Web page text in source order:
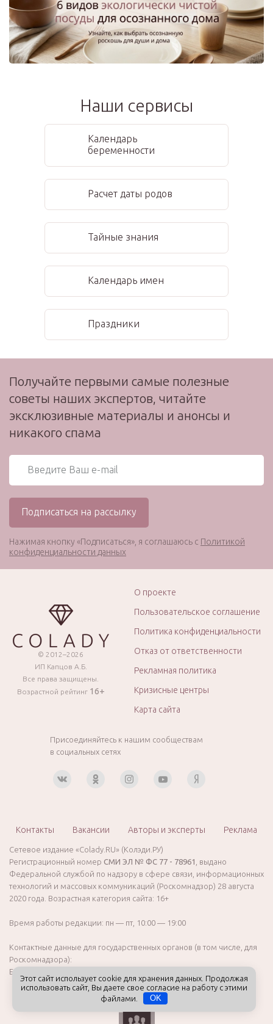
Наши сервисы
Календарь
беременности
Расчет даты родов
Тайные знания
Календарь имен
Праздники
Получайте первыми самые полезные
советы наших экспертов, читайте
эксклюзивные материалы и анонсы и
никакого спама
Нажимая кнопку «Подписаться», я соглашаюсь с Политикой
конфиденциальности данных
© 2012–2026
ИП Капцов А.Б.
Все права защищены.
Возрастной рейтинг 16+
О проекте
Пользовательское соглашение
Политика конфиденциальности
Отказ от ответственности
Рекламная политика
Кризисные центры
Карта сайта
Присоединяйтесь к нашим сообществам
в социальных сетях
Контакты Вакансии Авторы и эксперты Реклама
Сетевое издание «Colady.RU» (Колэди.РУ)
Регистрационный номер СМИ ЭЛ № ФС 77 - 78961
, выдано
Федеральной службой по надзору в сфере связи, информационных
технологий и массовых коммуникаций (Роскомнадзор) 28 августа
2020 года. Возрастная категория сайта: 16+
Время работы редакции: пн — пт, 10:00 — 19:00
Контактные данные для государственных органов (в том числе, для
Роскомнадзора):
E-mail:
Этот сайт использует cookie для хранения данных. Продолжая
использовать сайт, Вы даете свое согласие на работу с этими
файлами.
OK